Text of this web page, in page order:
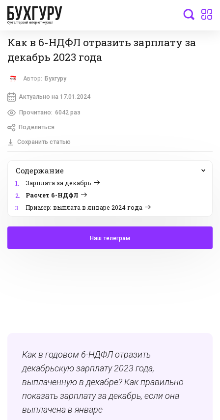
бухгалтерский интернет-журнал
Как в 6-НДФЛ отразить зарплату за
декабрь 2023 года
Автор: Бухгуру
Актуально на 17.01.2024
Прочитано: 6042 раз
Поделиться
Сохранить статью
Содержание
1.
Зарплата за декабрь
2.
Расчет 6-НДФЛ
3.
Пример: выплата в январе 2024 года
Наш телеграм
Как в годовом 6-НДФЛ отразить
декабрьскую зарплату 2023 года,
выплаченную в декабре? Как правильно
показать зарплату за декабрь, если она
выплачена в январе